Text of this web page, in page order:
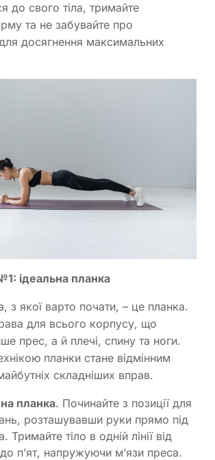
до свого тіла, тримайте
та не забувайте про
для досягнення максимальних
ідеальна планка
з якої варто почати, – це планка.
для всього корпусу, що
прес, а й плечі, спину та ноги.
планки стане відмінним
складніших вправ.
планка. Починайте з позиції для
розташувавши руки прямо під
Тримайте тіло в одній лінії від
п’ят, напружуючи м’язи преса.